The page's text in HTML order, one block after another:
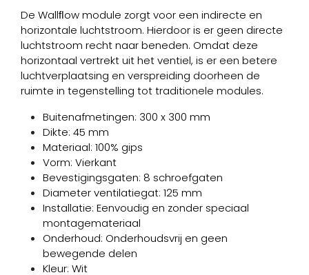
De Wallﬂow module zorgt voor een indirecte en
horizontale luchtstroom. Hierdoor is er geen directe
luchtstroom recht naar beneden. Omdat deze
horizontaal vertrekt uit het ventiel, is er een betere
luchtverplaatsing en verspreiding doorheen de
ruimte in tegenstelling tot traditionele modules.
Buitenafmetingen: 300 x 300 mm
Dikte: 45 mm
Materiaal: 100% gips
Vorm: Vierkant
Bevestigingsgaten: 8 schroefgaten
Diameter ventilatiegat: 125 mm
Installatie: Eenvoudig en zonder speciaal
montagemateriaal
Onderhoud: Onderhoudsvrij en geen
bewegende delen
Kleur: Wit